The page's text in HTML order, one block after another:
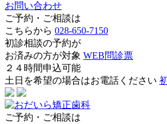
お問い合わせ
ご予約・ご相談は
こちらから 028-650-7150
初診相談の予約が
お済みの方が対象 WEB問診票
２４時間申込可能
土日を希望の場合はお電話ください
ご予約・ご相談は